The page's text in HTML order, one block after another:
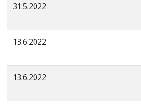
31.5.2022
13.6.2022
13.6.2022